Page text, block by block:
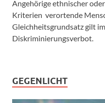
Angehörige ethnischer
Kriterien verortende
Gleichheitsgrundsatz gilt
Diskriminierungsverbot.
GEGENLICHT